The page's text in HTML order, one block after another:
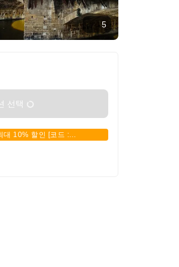
5
선택
대 10% 할인 [코드 :